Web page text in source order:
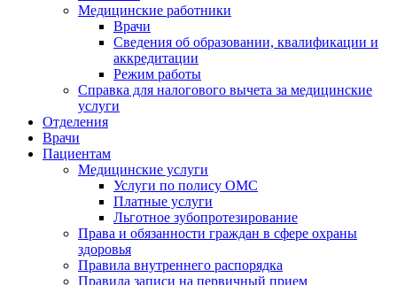
Медицинские работники
Врачи
Сведения об образовании, квалификации и
аккредитации
Режим работы
Справка для налогового вычета за медицинские
услуги
Отделения
Врачи
Пациентам
Медицинские услуги
Услуги по полису ОМС
Платные услуги
Льготное зубопротезирование
Права и обязанности граждан в сфере охраны
здоровья
Правила внутреннего распорядка
Правила записи на первичный прием